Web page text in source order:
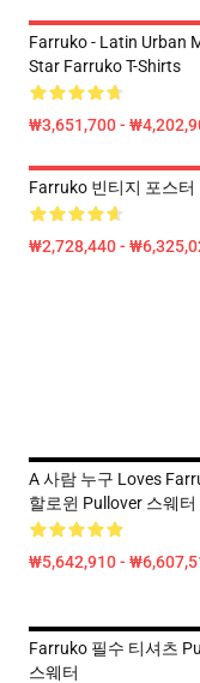
Farruko - Latin Urban
Star Farruko T-Shirts
₩3,651,700 -
Farruko 빈티지 포스터
₩2,728,440 -
A 사람 누구 Loves
할로윈 Pullover 스웨터
₩5,642,910 -
Farruko 필수 티셔츠
스웨터